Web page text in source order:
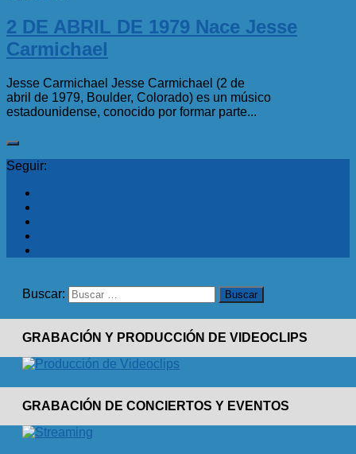
2 DE ABRIL DE 1979 Nace Jesse
Carmichael
Jesse Carmichael Jesse Carmichael (2 de
abril de 1979, Boulder, Colorado) es un músico
estadounidense, conocido por formar parte...
Seguir:
Buscar:
GRABACIÓN Y PRODUCCIÓN DE VIDEOCLIPS
GRABACIÓN DE CONCIERTOS Y EVENTOS